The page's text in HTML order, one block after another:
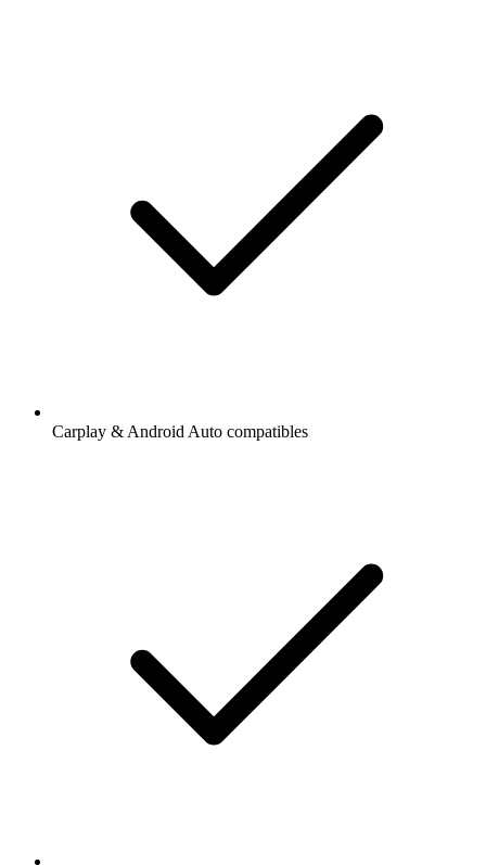
Carplay & Android Auto compatibles